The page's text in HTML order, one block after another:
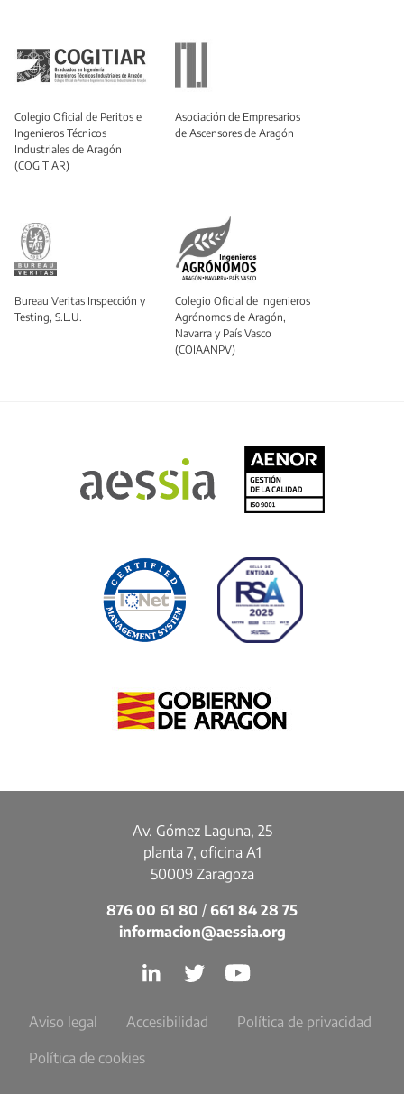
Colegio Oficial de Peritos e
Ingenieros Técnicos
Industriales de Aragón
(COGITIAR)
Asociación de Empresarios
de Ascensores de Aragón
Bureau Veritas Inspección y
Testing, S.L.U.
Colegio Oficial de Ingenieros
Agrónomos de Aragón,
Navarra y País Vasco
(COIAANPV)
Av. Gómez Laguna, 25
planta 7, oficina A1
50009 Zaragoza
876 00 61 80 / 661 84 28 75
informacion@aessia.org
Aviso legal Accesibilidad
Política de privacidad
Política de cookies